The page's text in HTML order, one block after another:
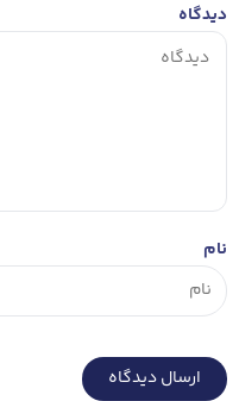
دیدگاه
نام